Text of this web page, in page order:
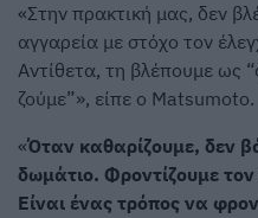
«Στην πρακτική μας, δεν
αγγαρεία με στόχο τον
Αντίθετα, τη βλέπουμε ως
ζούμε”», είπε ο Matsumoto.
«Όταν καθαρίζουμε, δεν
δωμάτιο. Φροντίζουμε
Είναι ένας τρόπος να